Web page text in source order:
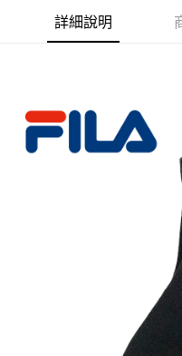
每筆NT$90，滿NT$999(含以
7-11取貨付款
每筆NT$90，滿NT$999(含以
詳細說明